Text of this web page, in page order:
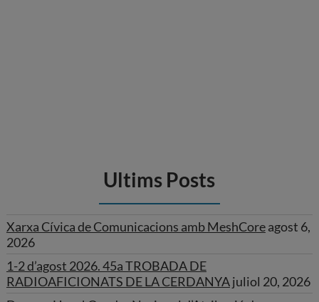
Ultims Posts
Xarxa Cívica de Comunicacions amb MeshCoreagost 6,
2026
1-2 d’agost 2026. 45a TROBADA DE
RADIOAFICIONATS DE LA CERDANYAjuliol 20, 2026